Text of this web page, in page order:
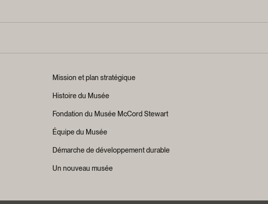
Mission et plan stratégique
Histoire du Musée
Fondation du Musée McCord Stewart
Équipe du Musée
Démarche de développement durable
Un nouveau musée